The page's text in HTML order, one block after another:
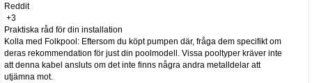
Reddit
+3
Praktiska råd för din installation
Kolla med Folkpool: Eftersom du köpt pumpen där, fråga dem specifikt om
deras rekommendation för just din poolmodell. Vissa pooltyper kräver inte
att denna kabel ansluts om det inte finns några andra metalldelar att
utjämna mot.